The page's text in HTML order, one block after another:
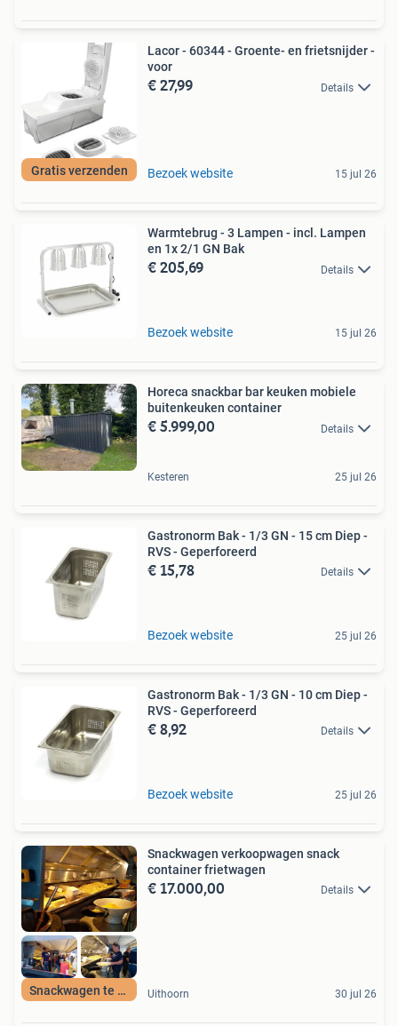
Gratis verzenden
Lacor - 60344 - Groente- en frietsnijder -
voor
€ 27,99 Details
Bezoek website 15 jul 26
Warmtebrug - 3 Lampen - incl. Lampen
en 1x 2/1 GN Bak
€ 205,69 Details
Bezoek website 15 jul 26
Horeca snackbar bar keuken mobiele
buitenkeuken container
€ 5.999,00 Details
Kesteren 25 jul 26
Gastronorm Bak - 1/3 GN - 15 cm Diep -
RVS - Geperforeerd
€ 15,78 Details
Bezoek website 25 jul 26
Gastronorm Bak - 1/3 GN - 10 cm Diep -
RVS - Geperforeerd
€ 8,92 Details
Bezoek website 25 jul 26
Snackwagen te koop
Snackwagen verkoopwagen snack
container frietwagen
€ 17.000,00 Details
Uithoorn 30 jul 26